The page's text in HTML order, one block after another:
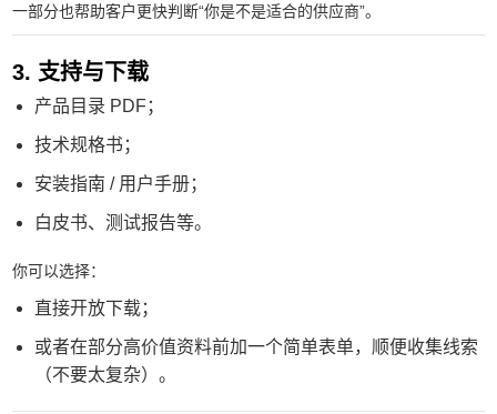
一部分也帮助客户更快判断“你是不是适合的供应商”。
3. 支持与下载
产品目录 PDF；
技术规格书；
安装指南 / 用户手册；
白皮书、测试报告等。
你可以选择：
直接开放下载；
或者在部分高价值资料前加一个简单表单，顺便收集线索
（不要太复杂）。